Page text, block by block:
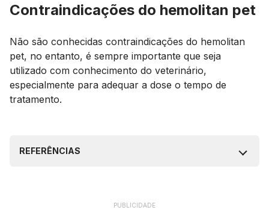
Contraindicações do hemolitan pet
Não são conhecidas contraindicações do hemolitan
pet, no entanto, é sempre importante que seja
utilizado com conhecimento do veterinário,
especialmente para adequar a dose o tempo de
tratamento.
REFERÊNCIAS
PUBLICIDADE